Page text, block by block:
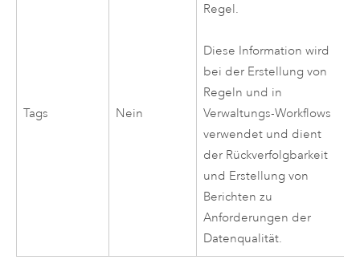
Tags Nein
Regel.
Diese Information wird
bei der Erstellung von
Regeln und in
Verwaltungs-Workflows
verwendet und dient
der Rückverfolgbarkeit
und Erstellung von
Berichten zu
Anforderungen der
Datenqualität.